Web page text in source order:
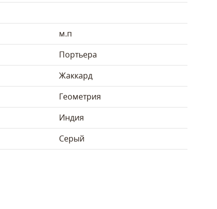
м.п
Портьера
Жаккард
Геометрия
Индия
Серый